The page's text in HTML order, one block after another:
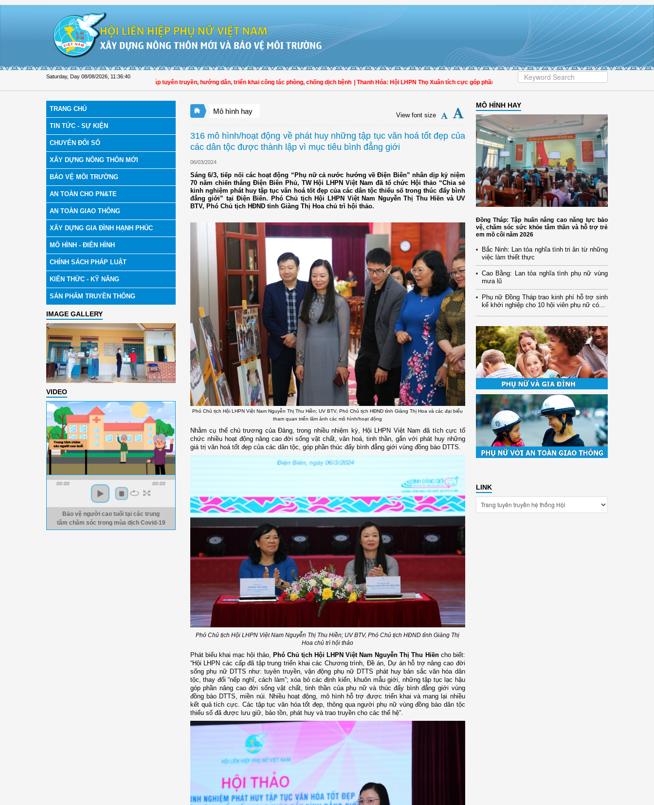
Saturday, Day 08/08/2026 11:36:42
Hội LHPN tỉnh Đồng Tháp tuyên truyền, hướng dẫn, triển khai công tác phòng, chống dịch bệnh | Thanh Hóa: Hội LHPN Thọ Xuân tích cực góp phần nâng cao tỷ lệ người dân tham gia bảo hiểm y tế
TRANG CHỦ
TIN TỨC - SỰ KIỆN
CHUYỂN ĐỔI SỐ
XÂY DỰNG NÔNG THÔN MỚI
BẢO VỆ MÔI TRƯỜNG
AN TOÀN CHO PN&TE
AN TOÀN GIAO THÔNG
XÂY DỰNG GIA ĐÌNH HẠNH PHÚC
MÔ HÌNH - ĐIỂN HÌNH
CHÍNH SÁCH PHÁP LUẬT
KIẾN THỨC - KỸ NĂNG
SẢN PHẨM TRUYỀN THÔNG
IMAGE GALLERY
VIDEO
00:00 00:00
Bảo vệ người cao tuổi tại các trung
tâm chăm sóc trong mùa dịch Covid-19
Mô hình hay View font size
316 mô hình/hoạt động về phát huy những tập tục văn hoá tốt đẹp của
các dân tộc được thành lập vì mục tiêu bình đẳng giới
06/03/2024
Sáng 6/3, tiếp nối các hoạt động “Phụ nữ cả nước hướng về Điện Biên” nhân dịp kỷ niệm
70 năm chiến thắng Điện Biên Phủ, TW Hội LHPN Việt Nam đã tổ chức Hội thảo “Chia sẻ
kinh nghiệm phát huy tập tục văn hoá tốt đẹp của các dân tộc thiểu số trong thúc đẩy bình
đẳng giới” tại Điện Biên. Phó Chủ tịch Hội LHPN Việt Nam Nguyễn Thị Thu Hiền và UV
BTV, Phó Chủ tịch HĐND tỉnh Giàng Thị Hoa chủ trì hội thảo.
Phó Chủ tịch Hội LHPN Việt Nam Nguyễn Thị Thu Hiền; UV BTV, Phó Chủ tịch HĐND tỉnh Giàng Thị Hoa và các đại biểu
tham quan triển lãm ảnh các mô hình/hoạt động
Nhằm cụ thể chủ trương của Đảng, trong nhiều nhiệm kỳ, Hội LHPN Việt Nam đã tích cực tổ
chức nhiều hoạt động nâng cao đời sống vật chất, văn hoá, tinh thần, gắn với phát huy những
giá trị văn hoá tốt đẹp của các dân tộc, góp phần thúc đẩy bình đẳng giới vùng đồng bào DTTS.
Phó Chủ tịch Hội LHPN Việt Nam Nguyễn Thị Thu Hiền; UV BTV, Phó Chủ tịch HĐND tỉnh Giàng Thị
Hoa chủ trì hội thảo
Phát biểu khai mạc hội thảo, Phó Chủ tịch Hội LHPN Việt Nam Nguyễn Thị Thu Hiềncho biết:
“Hội LHPN các cấp đã tập trung triển khai các Chương trình, Đề án, Dự án hỗ trợ nâng cao đời
sống phụ nữ DTTS như: tuyên truyền, vận động phụ nữ DTTS phát huy bản sắc văn hóa dân
tộc, thay đổi “nếp nghĩ, cách làm”; xóa bỏ các định kiến, khuôn mẫu giới, những tập tục lạc hậu
góp phần nâng cao đời sống vật chất, tinh thần của phụ nữ và thúc đẩy bình đẳng giới vùng
đồng bào DTTS, miền núi. Nhiều hoạt động, mô hình hỗ trợ được triển khai và mang lại nhiều
kết quả tích cực. Các tập tục văn hóa tốt đẹp, thông qua người phụ nữ vùng đồng bào dân tộc
thiểu số đã được lưu giữ, bảo tồn, phát huy và trao truyền cho các thế hệ”.
MÔ HÌNH HAY
Đồng Tháp: Tập huấn nâng cao năng lực bảo
vệ, chăm sóc sức khỏe tâm thần và hỗ trợ trẻ
em mồ côi năm 2026
Bắc Ninh: Lan tỏa nghĩa tình tri ân từ những
việc làm thiết thực
Cao Bằng: Lan tỏa nghĩa tình phụ nữ vùng
mưa lũ
Phụ nữ Đồng Tháp trao kinh phí hỗ trợ sinh
kế khởi nghiệp cho 10 hội viên phụ nữ có...
LINK